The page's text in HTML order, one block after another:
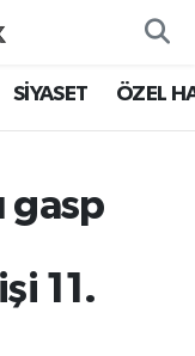
SİYASET ÖZEL
gasp
11.